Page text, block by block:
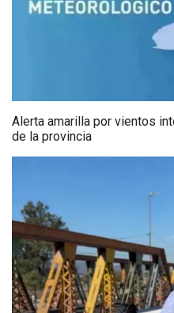
Alerta amarilla por vientos
de la provincia